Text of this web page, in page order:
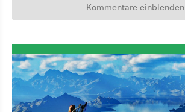
Kommentare einblenden